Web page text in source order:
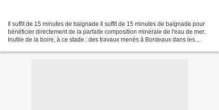
Il suffit de 15 minutes de baignade Il suffit de 15 minutes de baignade pour
bénéficier directement de la parfaite composition minérale de l'eau de mer.
Inutile de la boire, à ce stade : des travaux menés à Bordeaux dans les